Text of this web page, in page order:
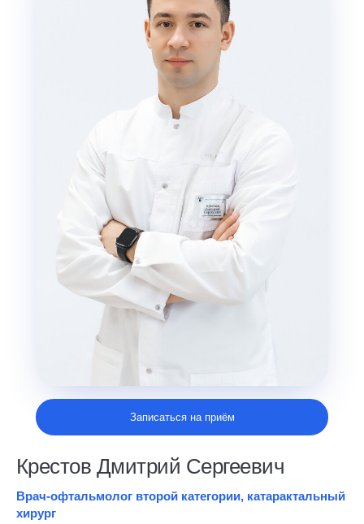
Записаться на приём
Крестов Дмитрий Сергеевич
Врач-офтальмолог второй категории, катарактальный
хирург